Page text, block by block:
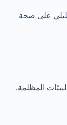
على صحة
المظلمة.